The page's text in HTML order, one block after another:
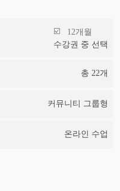
12개월
수강권 중 선택
총 22개
커뮤니티 그룹형
온라인 수업